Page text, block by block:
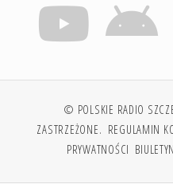
© POLSKIE RADIO
ZASTRZEŻONE. REGULAMIN
PRYWATNOŚCI